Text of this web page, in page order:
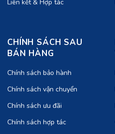
Liên kết & Hợp tác
CHÍNH SÁCH SAU
BÁN HÀNG
Chính sách bảo hành
Chính sách vận chuyển
Chính sách ưu đãi
Chính sách hợp tác